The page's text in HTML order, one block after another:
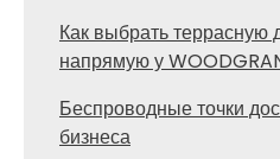
Как выбрать террасную
напрямую у
Беспроводные точки
бизнеса